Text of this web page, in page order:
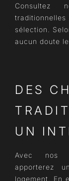
Consultez
sélection.
aucun doute
DES
UN
Avec nos
apporterez
logement. En